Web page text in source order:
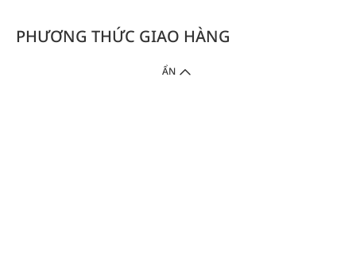
PHƯƠNG THỨC GIAO HÀNG
ẨN